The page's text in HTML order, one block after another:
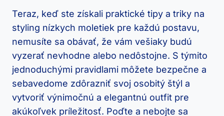
Teraz, keď ste získali praktické tipy a triky na
styling nízkych moletiek pre každú postavu,
nemusíte sa obávať, že vám vešiaky budú
vyzerať nevhodne alebo nedôstojne. S týmito
jednoduchými pravidlami môžete bezpečne a
sebavedome zdôrazniť svoj osobitý štýl a
vytvoriť výnimočnú a elegantnú outfit pre
akúkoľvek príležitosť. Poďte a nebojte sa